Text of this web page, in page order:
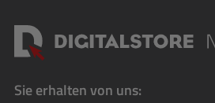
Sie erhalten von uns: